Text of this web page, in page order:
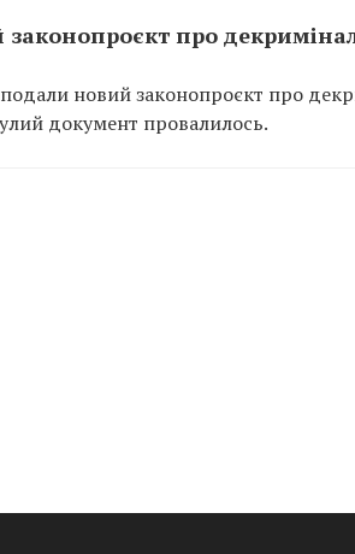
про
новий законопроєкт про
документ провалилось.